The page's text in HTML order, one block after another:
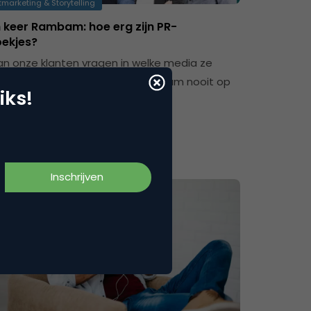
& Storytelling
keer Rambam: hoe erg zijn PR-
onze klanten vragen in welke media ze
verschijnen, dan staat Rambam nooit op